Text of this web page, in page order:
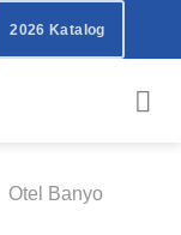
2026 Katalog
Otel Banyo